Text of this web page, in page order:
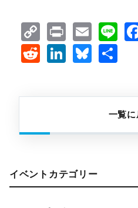
Copy
Link
Print
RedditLinkedIn
一覧に
イベントカテゴリー